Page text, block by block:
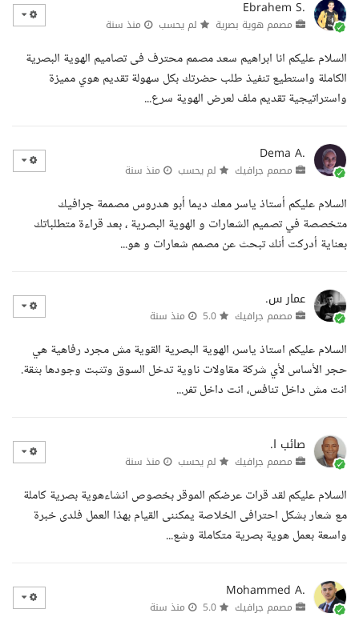
Ebrahem S.
مصمم هوية بصرية لم يحسب منذ سنة
السلام عليكم انا ابراهيم سعد مصمم محترف فى تصاميم الهوية البصرية
الكاملة واستطيع تنفيذ طلب حضرتك بكل سهولة تقديم هوي مميزة
واستراتيجية تقديم ملف لعرض الهوية سرع...
Dema A.
مصمم جرافيك لم يحسب منذ سنة
السلام عليكم أستاذ ياسر معك ديما أبو هدروس مصممة جرافيك
متخصصة في تصميم الشعارات و الهوية البصرية ، بعد قراءة متطلباتك
بعناية أدركت أنك تبحث عن مصمم شعارات و هو...
عمار س.
مصمم جرافيك منذ سنة
السلام عليكم استاذ ياسر، الهوية البصرية القوية مش مجرد رفاهية هي
حجر الأساس لأي شركة مقاولات ناوية تدخل السوق وتثبت وجودها بثقة.
انت مش داخل تنافس، انت داخل تفر...
صائب ا.
مصمم جرافيك لم يحسب منذ سنة
السلام عليكم لقد قرات عرضكم الموقر بخصوص انشاءهوية بصرية كاملة
مع شعار بشكل احترافى الخلاصة يمكننى القيام بهذا العمل فلدى خبرة
واسعة بعمل هوية بصرية متكاملة وشع...
Mohammed A.
مصمم جرافيك منذ سنة